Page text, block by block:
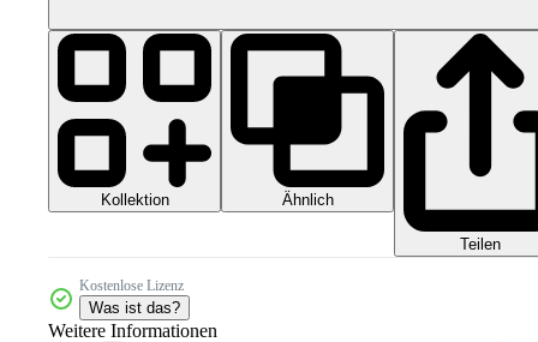
Kollektion Ähnlich
Teilen
Kostenlose Lizenz
Was ist das?
Weitere Informationen